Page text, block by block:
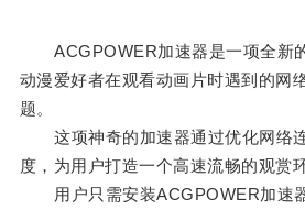
ACGPOWER加速器是一项全新
动漫爱好者在观看动画片时遇到的网
题。
这项神奇的加速器通过优化网络
度，为用户打造一个高速流畅的观赏
用户只需安装ACGPOWER加速